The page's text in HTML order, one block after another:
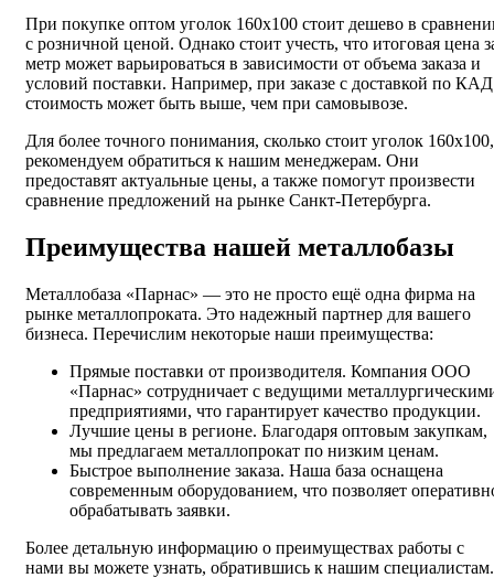
При покупке оптом уголок 160х100 стоит дешево в
с розничной ценой. Однако стоит учесть, что итоговая цена
метр может варьироваться в зависимости от объема заказа и
условий поставки. Например, при заказе с доставкой по КАД
стоимость может быть выше, чем при самовывозе.
Для более точного понимания, сколько стоит уголок 160х100,
рекомендуем обратиться к нашим менеджерам. Они
предоставят актуальные цены, а также помогут произвести
сравнение предложений на рынке Санкт-Петербурга.
Преимущества нашей металлобазы
Металлобаза «Парнас» — это не просто ещё одна фирма на
рынке металлопроката. Это надежный партнер для вашего
бизнеса. Перечислим некоторые наши преимущества:
Прямые поставки от производителя. Компания ООО
«Парнас» сотрудничает с ведущими
предприятиями, что гарантирует качество продукции.
Лучшие цены в регионе. Благодаря оптовым закупкам,
мы предлагаем металлопрокат по низким ценам.
Быстрое выполнение заказа. Наша база оснащена
современным оборудованием, что позволяет
обрабатывать заявки.
Более детальную информацию о преимуществах работы с
нами вы можете узнать, обратившись к нашим специалистам.